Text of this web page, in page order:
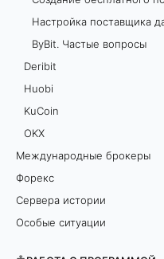
ByBit. Частые вопросы
Deribit
Huobi
KuCoin
OKХ
Международные брокеры
Форекс
Сервера истории
Особые ситуации